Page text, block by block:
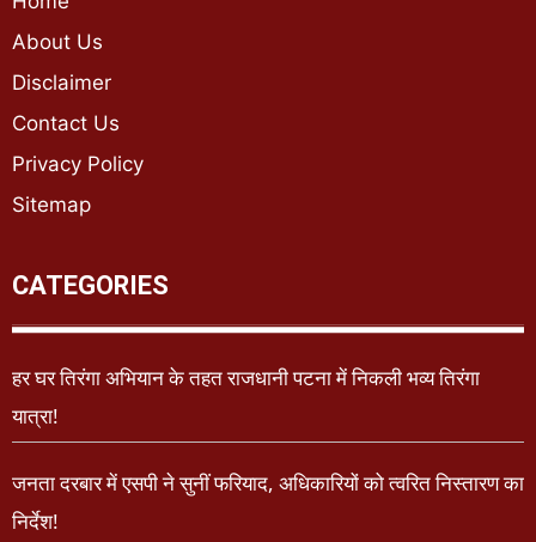
About Us
Disclaimer
Contact Us
Privacy Policy
Sitemap
CATEGORIES
हर घर तिरंगा अभियान के तहत राजधानी पटना में निकली भव्य तिरंगा
यात्रा!
जनता दरबार में एसपी ने सुनीं फरियाद, अधिकारियों को त्वरित निस्तारण का
निर्देश!